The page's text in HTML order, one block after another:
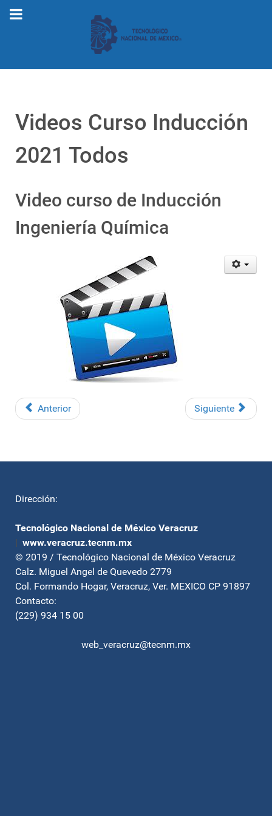
Videos Curso Inducción
2021 Todos
Video curso de Inducción
Ingeniería Química
Anterior Siguiente
Dirección:
Tecnológico Nacional de México Veracruz
| www.veracruz.tecnm.mx
© 2019 / Tecnológico Nacional de México Veracruz
Calz. Miguel Angel de Quevedo 2779
Col. Formando Hogar, Veracruz, Ver. MEXICO CP 91897
Contacto:
(229) 934 15 00
web_veracruz@tecnm.mx